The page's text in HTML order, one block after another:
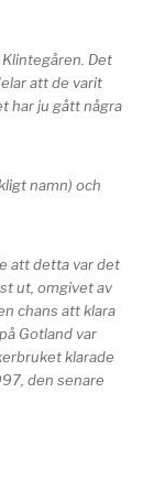
Det
att de varit
har ju gått några
namn) och
att detta var det
ut, omgivet av
chans att klara
Gotland var
klarade
den senare